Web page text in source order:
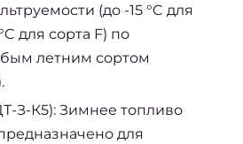
(до -15 °C для
для сорта F) по
летним сортом
З-К5): Зимнее топливо
для